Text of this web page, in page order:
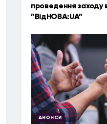
проведення заходу
”ВідНОВА:UA”
АНОНСИ